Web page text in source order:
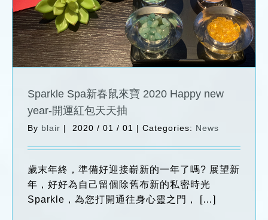
News
Sparkle Spa新春鼠來寶 2020 Happy new
year-開運紅包天天抽
By blair | 2020 / 01 / 01 | Categories: News
歲末年終，準備好迎接嶄新的一年了嗎? 展望新
年，好好為自己留個除舊布新的私密時光
Sparkle，為您打開通往身心靈之門， […]